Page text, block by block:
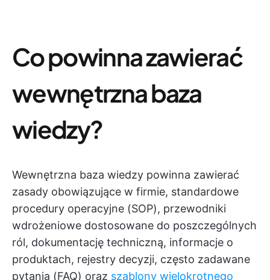
Co powinna zawierać
wewnętrzna baza
wiedzy?
Wewnętrzna baza wiedzy powinna zawierać
zasady obowiązujące w firmie, standardowe
procedury operacyjne (SOP), przewodniki
wdrożeniowe dostosowane do poszczególnych
ról, dokumentację techniczną, informacje o
produktach, rejestry decyzji, często zadawane
pytania (FAQ) oraz szablony wielokrotnego